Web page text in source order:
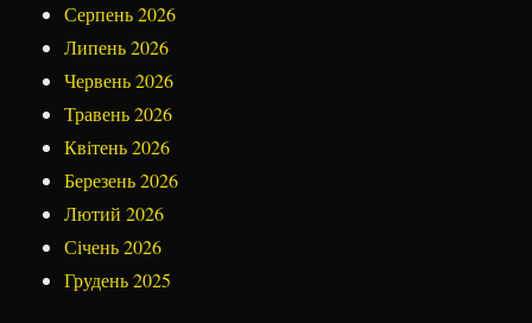
Серпень 2026
Липень 2026
Червень 2026
Травень 2026
Квітень 2026
Березень 2026
Лютий 2026
Січень 2026
Грудень 2025